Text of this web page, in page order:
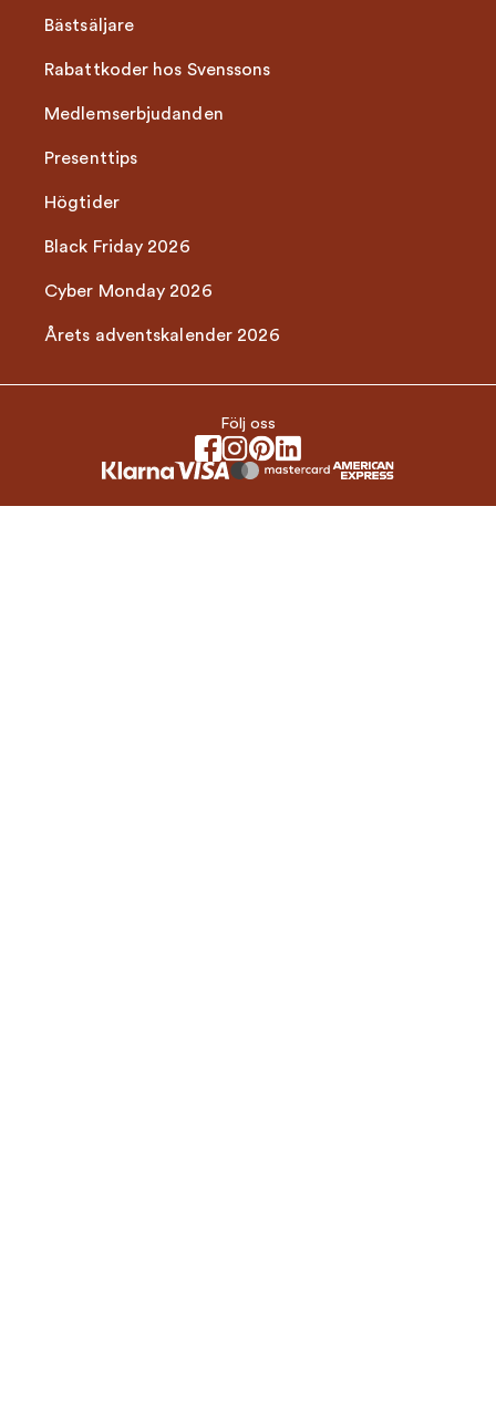
Bästsäljare
Rabattkoder hos Svenssons
Medlemserbjudanden
Presenttips
Högtider
Black Friday 2026
Cyber Monday 2026
Årets adventskalender 2026
Följ oss